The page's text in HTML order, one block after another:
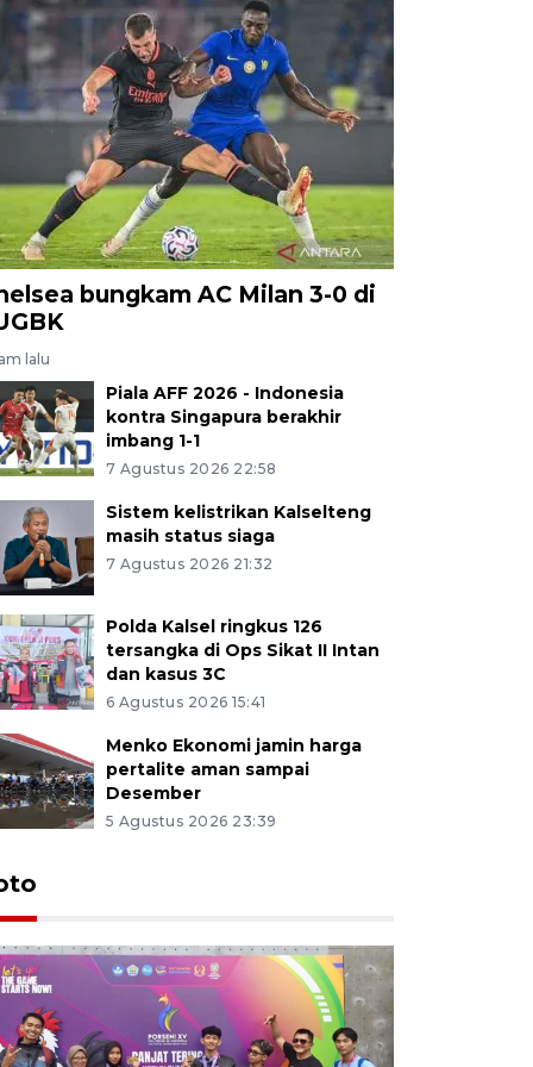
bungkam AC Milan 3-0 di
lalu
Piala AFF 2026 - Indonesia
kontra Singapura berakhir
imbang 1-1
7 Agustus 2026 22:58
Sistem kelistrikan Kalselteng
masih status siaga
7 Agustus 2026 21:32
Polda Kalsel ringkus 126
tersangka di Ops Sikat II Intan
dan kasus 3C
6 Agustus 2026 15:41
Menko Ekonomi jamin harga
pertalite aman sampai
Desember
5 Agustus 2026 23:39